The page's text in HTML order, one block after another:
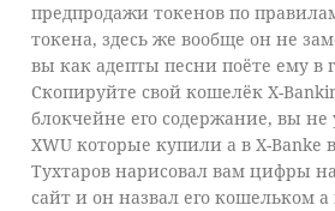
предпродажи токенов по
токена, здесь же вообще он не
вы как адепты песни поёте ему в
Скопируйте свой кошелёк X-
блокчейне его содержание, вы
XWU которые купили а в X-Banke
Тухтаров нарисовал вам цифры
сайт и он назвал его кошельком